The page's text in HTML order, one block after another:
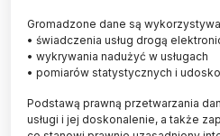
Gromadzone dane są
• świadczenia usług drogą
• wykrywania nadużyć w usługach
• pomiarów statystycznych i
Podstawą prawną przetwarzania
usługi i jej doskonalenie, a także